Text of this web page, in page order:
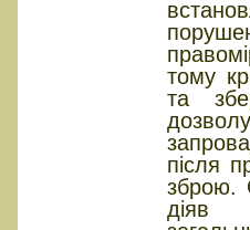
тому
та
після
зброю.
діяв